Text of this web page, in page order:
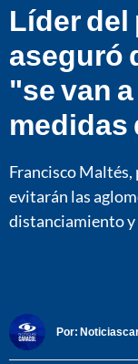
Líder del
aseguró
"se van
medidas
Francisco Maltés,
evitarán las
distanciamiento y
Por: